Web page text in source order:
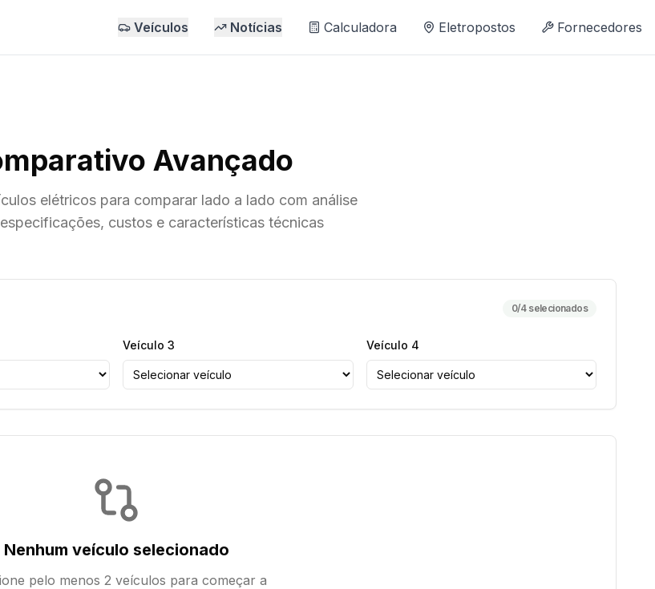
Veículos Notícias Calculadora Eletropostos Fornecedores
Avançado
elétricos para comparar lado a lado com análise
custos e características técnicas
0/4 selecionados
Veículo 3 Veículo 4
Nenhum veículo selecionado
pelo menos 2 veículos para começar a